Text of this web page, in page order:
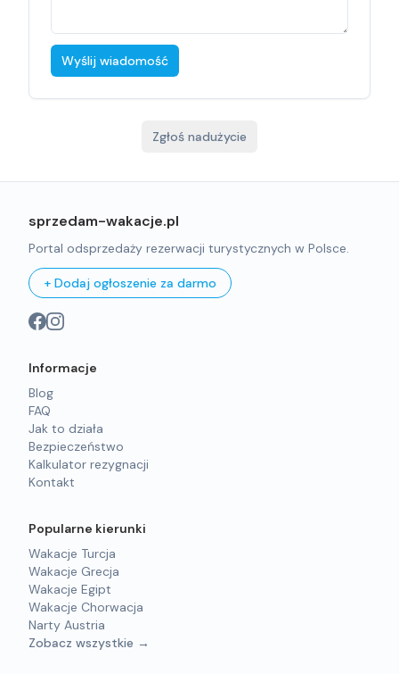
Wyślij wiadomość
Zgłoś nadużycie
sprzedam-wakacje.pl
Portal odsprzedaży rezerwacji turystycznych w Polsce.
+ Dodaj ogłoszenie za darmo
Informacje
Blog
FAQ
Jak to działa
Bezpieczeństwo
Kalkulator rezygnacji
Kontakt
Popularne kierunki
Wakacje Turcja
Wakacje Grecja
Wakacje Egipt
Wakacje Chorwacja
Narty Austria
Zobacz wszystkie →